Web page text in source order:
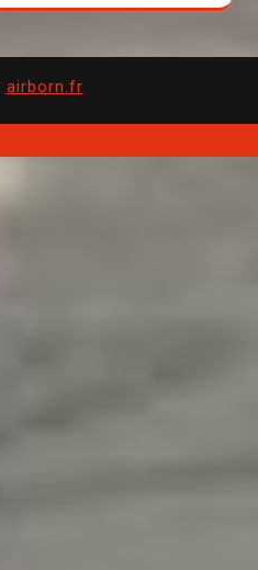
airborn.fr